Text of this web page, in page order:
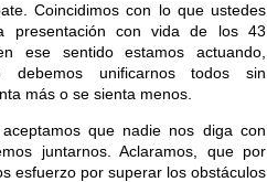
Coincidimos con lo que ustedes
presentación con vida de los 43
ese sentido estamos actuando,
debemos unificarnos todos sin
más o se sienta menos.
que nadie nos diga con
juntarnos. Aclaramos, que por
esfuerzo por superar los obstáculos